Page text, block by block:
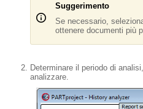
Suggerimento
Se necessario,
ottenere documenti più
Determinare il periodo di
analizzare.